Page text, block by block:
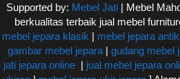
Supported by: Mebel Jati| Mebel
berkualitas terbaik jual mebel
mebel jepara klasik | mebel jepara antik
gambar mebel jepara | gudang mebel
jati jepara online| jual mebel jepara